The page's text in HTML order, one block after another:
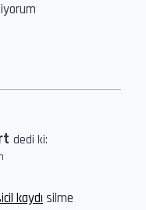
dedi ki:
kaydı silme